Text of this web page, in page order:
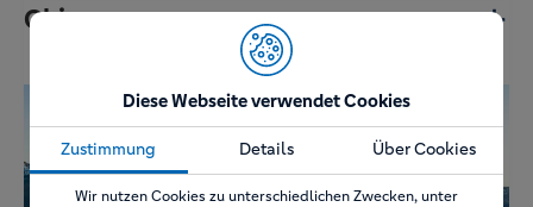
Diese Webseite verwendet Cookies
Zustimmung Details Über Cookies
Wir nutzen Cookies zu unterschiedlichen Zwecken, unter
Chiemsee